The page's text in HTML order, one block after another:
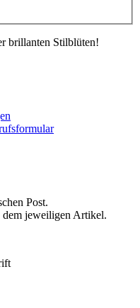
brillanten Stilblüten!
Post.
dem jeweiligen Artikel.